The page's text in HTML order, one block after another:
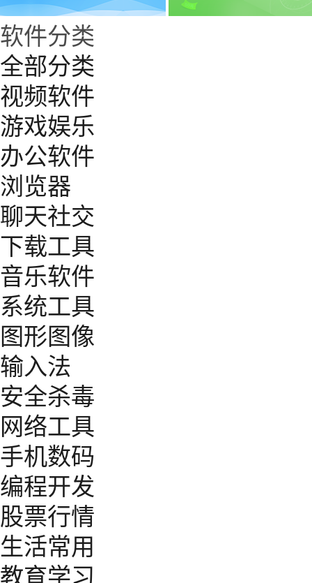
软件分类
全部分类
视频软件
游戏娱乐
办公软件
浏览器
聊天社交
下载工具
音乐软件
系统工具
图形图像
输入法
安全杀毒
网络工具
手机数码
编程开发
股票行情
生活常用
教育学习